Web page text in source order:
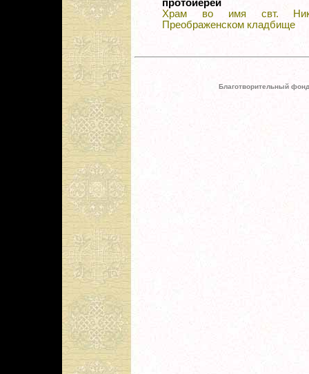
протоиерей
Храм во имя свт.
Преображенском кладбище
Благотворительный